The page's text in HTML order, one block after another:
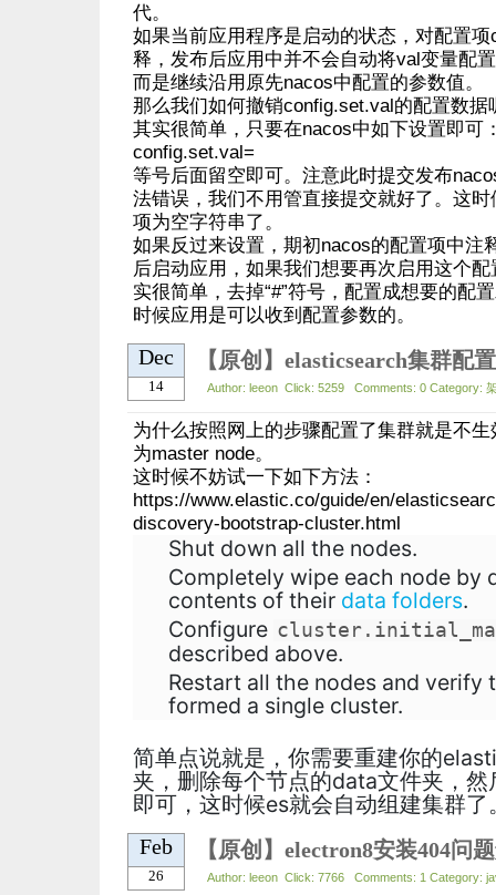
代。
如果当前应用程序是启动的状态，对配置
释，发布后应用中并不会自动将val变量配
而是继续沿用原先nacos中配置的参数值。
那么我们如何撤销config.set.val的配置数据
其实很简单，只要在nacos中如下设置即可
config.set.val=
等号后面留空即可。注意此时提交发布
法错误，我们不用管直接提交就好了。这
项为空字符串了。
如果反过来设置，期初nacos的配置项中注
后启动应用，如果我们想要再次启用这个
实很简单，去掉“#”符号，配置成想要的配
时候应用是可以收到配置参数的。
Dec
14
【原创】elasticsearch集群配
Author: leeon Click: 5259 Comments: 0 Category:
为什么按照网上的步骤配置了集群就是不
为master node。
这时候不妨试一下如下方法：
https://www.elastic.co/guide/en/
discovery-bootstrap-cluster.html
Shut down all the nodes.
Completely wipe each node by
contents of their data folders.
Configure
described above.
Restart all the nodes and verify
formed a single cluster.
简单点说就是，你需要重建你的
夹，删除每个节点的data文件夹，
即可，这时候es就会自动组建集群了
Feb
26
【原创】electron8安装404问
Author: leeon Click: 7766 Comments: 1 Category: